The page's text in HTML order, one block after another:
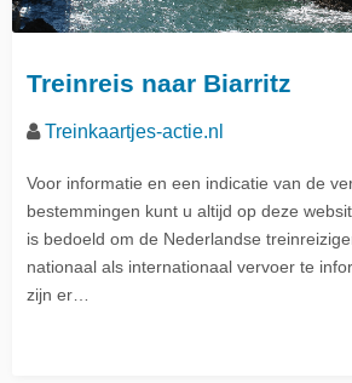
Treinreis naar Biarritz
Treinkaartjes-actie.nl
Voor informatie en een indicatie van de
bestemmingen kunt u altijd op deze
is bedoeld om de Nederlandse
nationaal als internationaal vervoer te
zijn er…